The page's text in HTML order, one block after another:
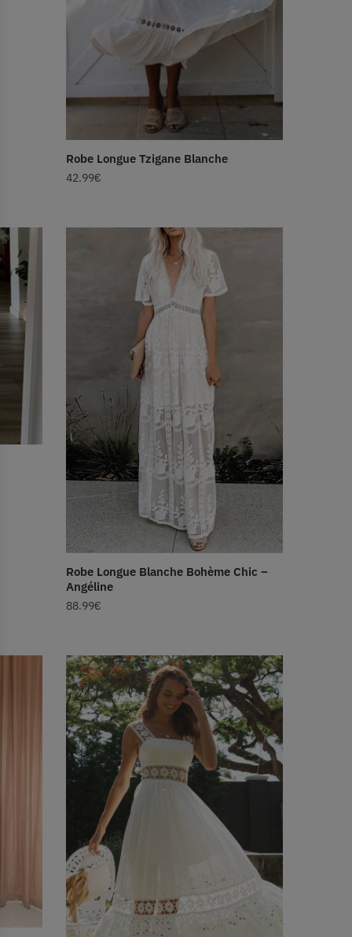
Robe Longue Tzigane Blanche
42.99€
Robe Longue Blanche Bohème Chic –
Angéline
88.99€